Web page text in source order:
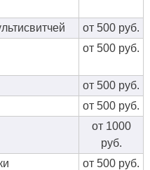
от 500 руб.
от 500 руб.
от 500 руб.
от 500 руб.
от 1000
руб.
от 500 руб.